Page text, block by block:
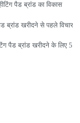
पैड ब्रांड का विकास
ब्रांड खरीदने से पहले विचार
पैड ब्रांड खरीदने के लिए 5